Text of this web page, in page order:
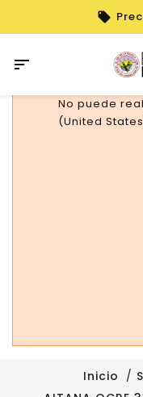

No puede
(United
Inicio